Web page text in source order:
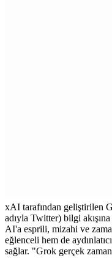
xAI tarafından geliştirilen
adıyla Twitter) bilgi
AI'a esprili, mizahi ve
eğlenceli hem de
sağlar. "Grok gerçek